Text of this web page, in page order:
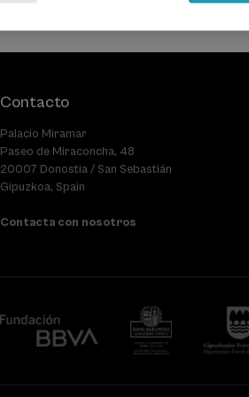
Contacto
Palacio Miramar
Paseo de Miraconcha, 48
20007 Donostia / San Sebastián
Gipuzkoa, Spain
Contacta con nosotros